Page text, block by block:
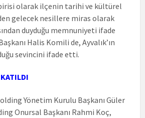
olarak ilçenin tarihi ve kültürel
gelecek nesillere miras olarak
duyduğu memnuniyeti ifade
Halis Komili de, Ayvalık’ın
sevincini ifade etti.
Yönetim Kurulu Başkanı Güler
Onursal Başkanı Rahmi Koç,